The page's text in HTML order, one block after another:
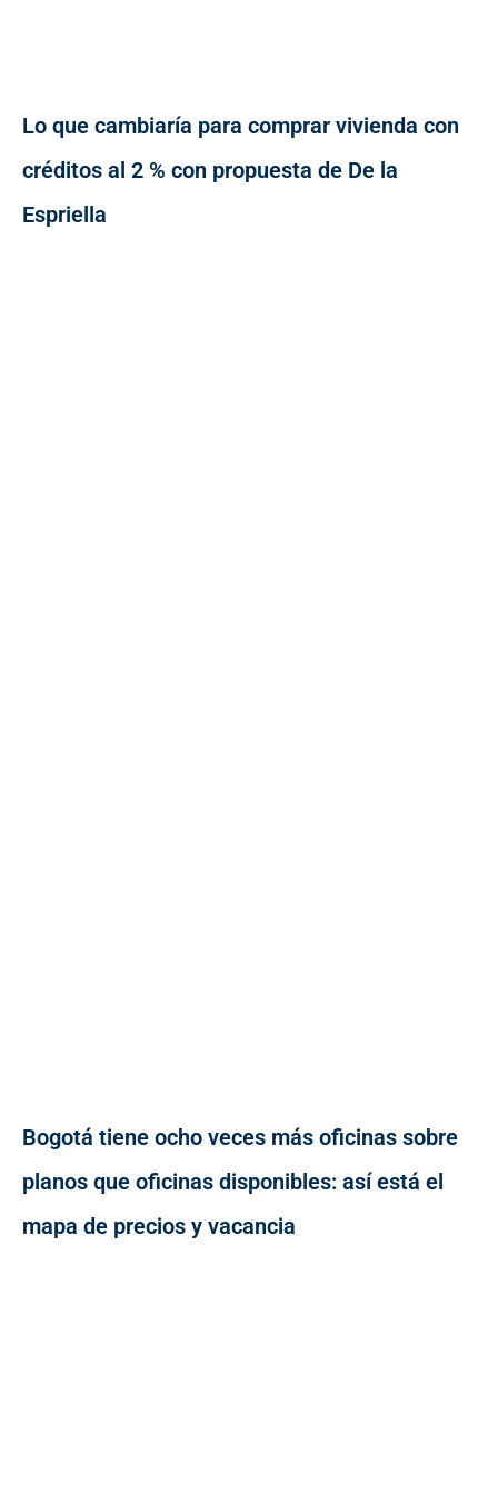
Lo que cambiaría para comprar vivienda con
créditos al 2 % con propuesta de De la
Espriella
Bogotá tiene ocho veces más oficinas sobre
planos que oficinas disponibles: así está el
mapa de precios y vacancia